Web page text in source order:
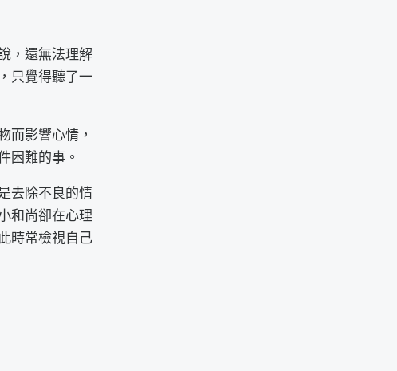
，還無法理解
只覺得聽了一
而影響心情，
困難的事。
去除不良的情
和尚卻在心理
時常檢視自己